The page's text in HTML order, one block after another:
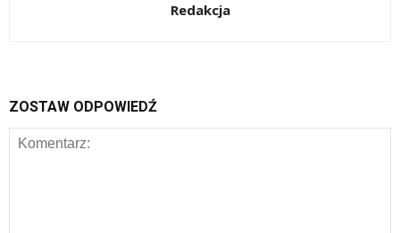
Redakcja
ZOSTAW ODPOWIEDŹ